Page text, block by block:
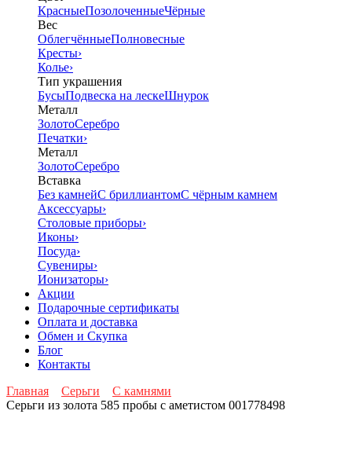
КрасныеПозолоченныеЧёрные
Вес
ОблегчённыеПолновесные
Кресты›
Колье›
Тип украшения
БусыПодвеска на лескеШнурок
Металл
ЗолотоСеребро
Печатки›
Металл
ЗолотоСеребро
Вставка
Без камнейС бриллиантомС чёрным камнем
Аксессуары›
Столовые приборы›
Иконы›
Посуда›
Сувениры›
Ионизаторы›
Акции
Подарочные сертификаты
Оплата и доставка
Обмен и Скупка
Блог
Контакты
Главная
Серьги
С камнями
Серьги из золота 585 пробы с аметистом 001778498